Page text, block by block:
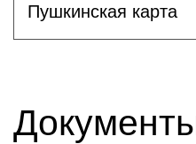
Пушкинская карта